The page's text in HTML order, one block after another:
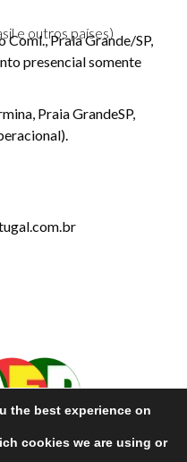
e outros países)
Coml., Praia Grande/SP,
presencial somente
Praia GrandeSP,
governamental, apenas
dos mesmos.
the best experience on
cookies we are using or